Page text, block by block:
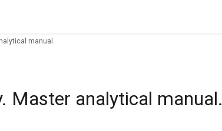
manual.
Master analytical manual.